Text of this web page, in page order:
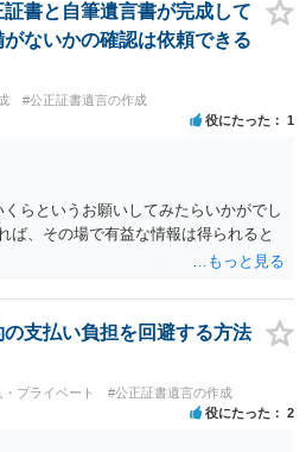
書と自筆遺言書が完成して
ないかの確認は依頼できる
#公正証書遺言の作成
役にたった 1
らというお願いしてみたらいかがでし
ば、その場で有益な情報は得られると
支払い負担を回避する方法
・プライベート #公正証書遺言の作成
役にたった 2